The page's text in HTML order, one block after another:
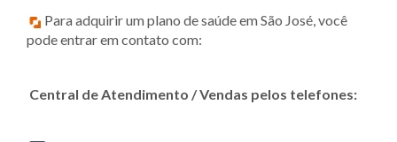
Para adquirir um plano de saúde em São José, você
pode entrar em contato com:
Central de Atendimento / Vendas pelos telefones: